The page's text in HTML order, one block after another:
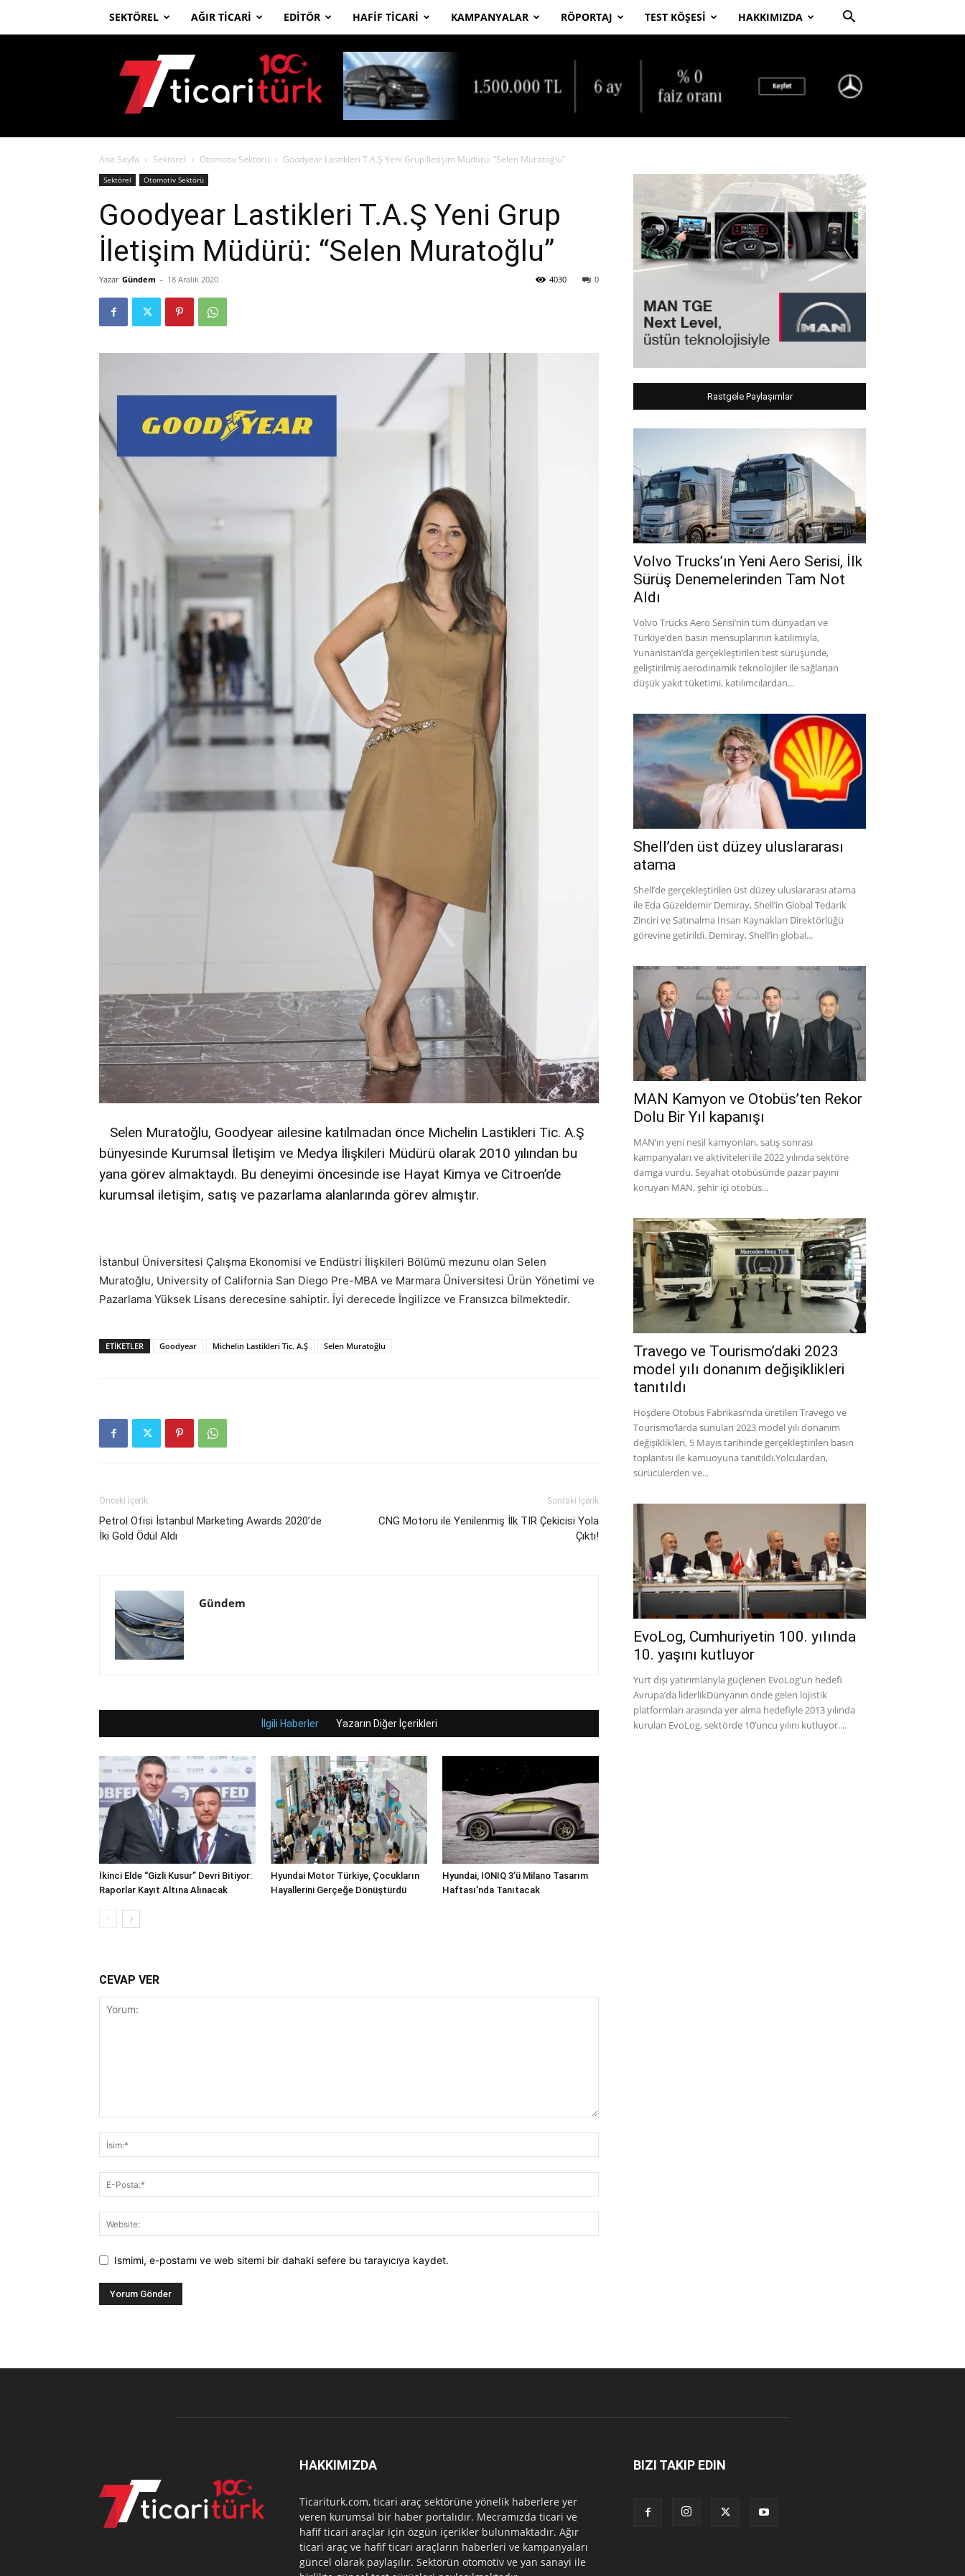
SEKTÖREL AĞIR TICARI EDITÖR HAFIF TICARI KAMPANYALAR RÖPORTAJ TEST KÖŞESI HAKKIMIZDA
Ticari
Türk
Ana Sayfa Sektörel Otomotiv Sektörü Goodyear Lastikleri T.A.Ş Yeni Grup İletişim Müdürü: “Selen Muratoğlu”
Sektörel Otomotiv Sektörü
Goodyear Lastikleri T.A.Ş Yeni Grup
İletişim Müdürü: “Selen Muratoğlu”
Yazar Gündem - 18 Aralık 2020 0
4030
Selen Muratoğlu, Goodyear ailesine katılmadan önce Michelin Lastikleri Tic. A.Ş
bünyesinde Kurumsal İletişim ve Medya İlişkileri Müdürü olarak 2010 yılından bu
yana görev almaktaydı. Bu deneyimi öncesinde ise Hayat Kimya ve Citroen’de
kurumsal iletişim, satış ve pazarlama alanlarında görev almıştır.
İstanbul Üniversitesi Çalışma Ekonomisi ve Endüstri İlişkileri Bölümü mezunu olan Selen
Muratoğlu, University of California San Diego Pre-MBA ve Marmara Üniversitesi Ürün Yönetimi ve
Pazarlama Yüksek Lisans derecesine sahiptir. İyi derecede İngilizce ve Fransızca bilmektedir.
ETIKETLER Goodyear Michelin Lastikleri Tic. A.Ş Selen Muratoğlu
Önceki İçerik
Petrol Ofisi İstanbul Marketing Awards 2020’de
İki Gold Ödül Aldı
Sonraki İçerik
CNG Motoru ile Yenilenmiş İlk TIR Çekicisi Yola
Çıktı!
Gündem
İlgili Haberler Yazarın Diğer İçerikleri
İkinci Elde “Gizli Kusur” Devri Bitiyor:
Raporlar Kayıt Altına Alınacak
Hyundai Motor Türkiye, Çocukların
Hayallerini Gerçeğe Dönüştürdü
Hyundai, IONIQ 3’ü Milano Tasarım
Haftası’nda Tanıtacak
CEVAP VER
Ismimi, e-postamı ve web sitemi bir dahaki sefere bu tarayıcıya kaydet.
Rastgele Paylaşımlar
Volvo Trucks’ın Yeni Aero Serisi, İlk
Sürüş Denemelerinden Tam Not
Aldı
Volvo Trucks Aero Serisi’nin tüm dünyadan ve
Türkiye’den basın mensuplarının katılımıyla,
Yunanistan’da gerçekleştirilen test sürüşünde,
geliştirilmiş aerodinamik teknolojiler ile sağlanan
düşük yakıt tüketimi, katılımcılardan...
Shell’den üst düzey uluslararası
atama
Shell’de gerçekleştirilen üst düzey uluslararası atama
ile Eda Güzeldemir Demiray, Shell’in Global Tedarik
Zinciri ve Satınalma İnsan Kaynakları Direktörlüğü
görevine getirildi. Demiray, Shell’in global...
MAN Kamyon ve Otobüs’ten Rekor
Dolu Bir Yıl kapanışı
MAN’ın yeni nesil kamyonları, satış sonrası
kampanyaları ve aktiviteleri ile 2022 yılında sektöre
damga vurdu. Seyahat otobüsünde pazar payını
koruyan MAN, şehir içi otobüs...
Travego ve Tourismo’daki 2023
model yılı donanım değişiklikleri
tanıtıldı
Hoşdere Otobüs Fabrikası’nda üretilen Travego ve
Tourismo’larda sunulan 2023 model yılı donanım
değişiklikleri, 5 Mayıs tarihinde gerçekleştirilen basın
toplantısı ile kamuoyuna tanıtıldı.Yolculardan,
sürücülerden ve...
EvoLog, Cumhuriyetin 100. yılında
10. yaşını kutluyor
Yurt dışı yatırımlarıyla güçlenen EvoLog’un hedefi
Avrupa’da liderlikDünyanın önde gelen lojistik
platformları arasında yer alma hedefiyle 2013 yılında
kurulan EvoLog, sektörde 10’uncu yılını kutluyor....
HAKKIMIZDA
Ticariturk.com, ticari araç sektörüne yönelik haberlere yer
veren kurumsal bir haber portalıdır. Mecramızda ticari ve
hafif ticari araçlar için özgün içerikler bulunmaktadır. Ağır
ticari araç ve hafif ticari araçların haberleri ve kampanyaları
güncel olarak paylaşılır. Sektörün otomotiv ve yan sanayi ile
BIZI TAKIP EDIN